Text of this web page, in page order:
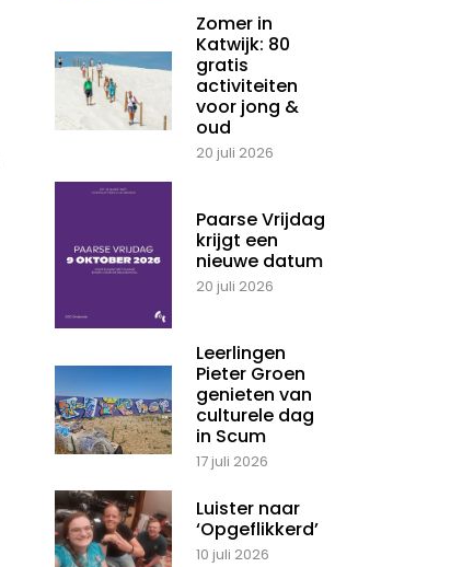
Zomer in
Katwijk: 80
gratis
activiteiten
voor jong &
oud
20 juli 2026
Paarse Vrijdag
krijgt een
nieuwe datum
20 juli 2026
Leerlingen
Pieter Groen
genieten van
culturele dag
in Scum
17 juli 2026
Luister naar
‘Opgeflikkerd’
10 juli 2026